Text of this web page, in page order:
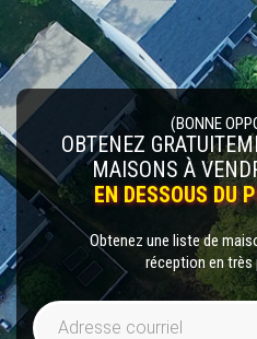
(BONNE
OBTENEZ
MAISONS À
EN DESSOUS DU
Obtenez une liste de
réception en très